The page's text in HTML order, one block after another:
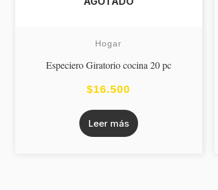
Hogar
Especiero Giratorio cocina 20 pc
$16.500
Leer más